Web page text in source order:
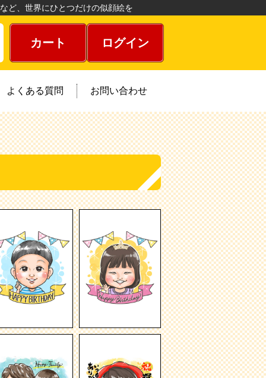
ど、世界にひとつだけの似顔絵を
カート ログイン
よくある質問 お問い合わせ